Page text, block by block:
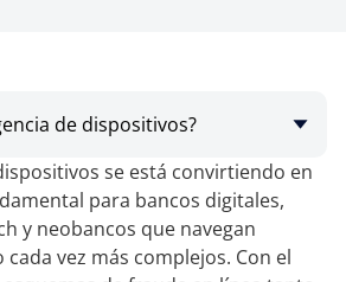
de dispositivos?
se está convirtiendo en
para bancos digitales,
y neobancos que navegan
vez más complejos. Con el